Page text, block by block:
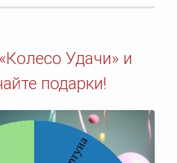
Удачи» и
подарки!